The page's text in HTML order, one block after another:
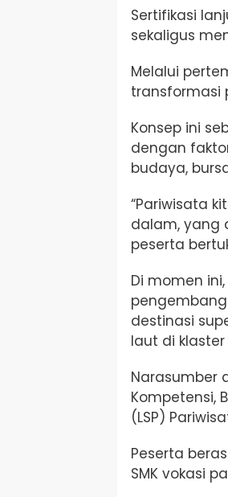
Sertifikasi
sekaligus
Melalui
transformasi
Konsep ini
dengan
budaya,
“Pariwisata
dalam, yang
peserta
Di momen
destinasi
laut di
Narasumber
Kompetensi,
(LSP)
Peserta
SMK vokasi